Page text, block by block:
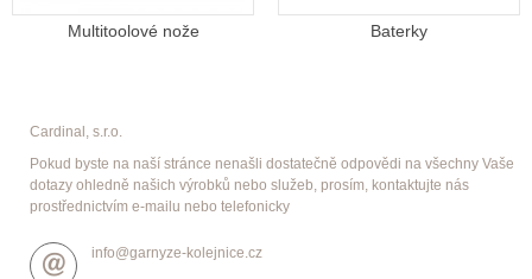
Multitoolové nože Baterky
Cardinal, s.r.o.
Pokud byste na naší stránce nenašli dostatečně odpovědi na všechny Vaše
dotazy ohledně našich výrobků nebo služeb, prosím, kontaktujte nás
prostřednictvím e-mailu nebo telefonicky
info@garnyze-kolejnice.cz